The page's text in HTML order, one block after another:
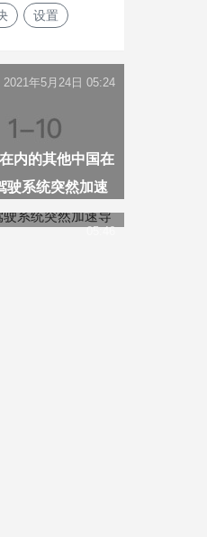
设置
内的其他中国在
2021年5月24日 05:24
驶系统突然加速
05:46